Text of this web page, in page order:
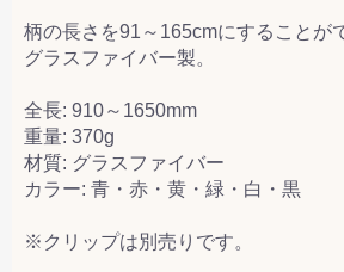
柄の長さを91～165cmにすることが
グラスファイバー製。
全長: 910～1650mm
重量: 370g
材質: グラスファイバー
カラー: 青・赤・黄・緑・白・黒
※クリップは別売りです。